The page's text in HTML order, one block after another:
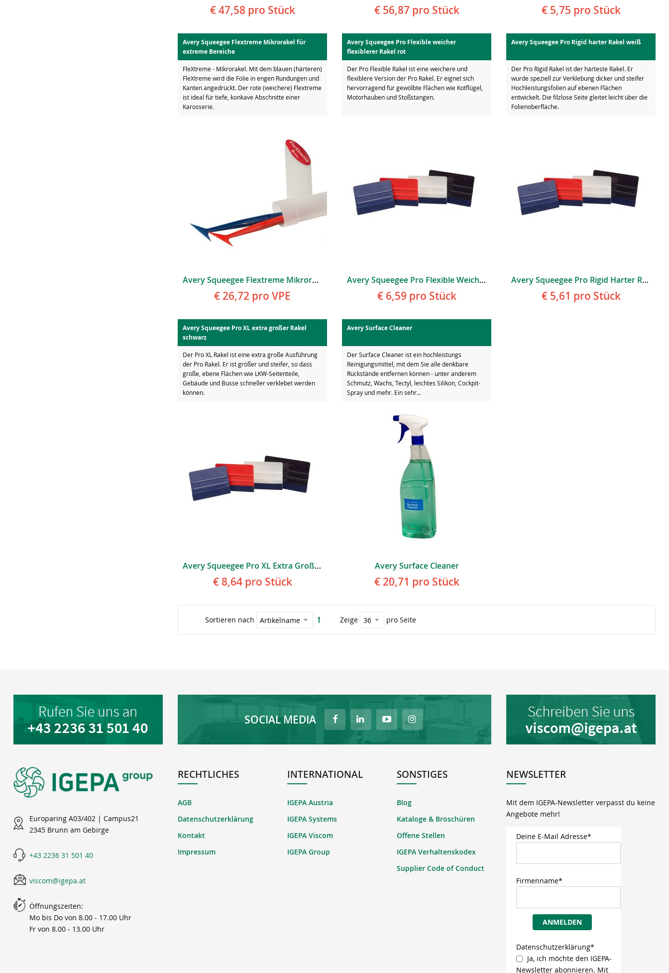
€ 47,58 pro Stück € 56,87pro Stück € 5,75 pro Stück
Avery Squeegee Flextreme Mikrorakel für
extreme Bereiche
FleXtreme - Mikrorakel. Mit dem blauen (härteren)
FleXtreme wird die Folie in engen Rundungen und
Kanten angedrückt. Der rote (weichere) Flextreme
ist ideal für tiefe, konkave Abschnitte einer
Karosserie.
Avery Squeegee Flextreme Mikrorakel Für Extreme Bereiche
€ 26,72 pro VPE
Avery Squeegee Pro Flexible weicher
flexiblerer Rakel rot
Der Pro Flexible Rakel ist eine weichere und
flexiblere Version der Pro Rakel. Er eignet sich
hervorragend für gewölbte Flächen wie Kotflügel,
Motorhauben und Stoßstangen.
Avery Squeegee Pro Flexible Weicher Flexiblerer Rakel Rot
€ 6,59 pro Stück
Avery Squeegee Pro Rigid harter Rakel weiß
Der Pro Rigid Rakel ist der härteste Rakel. Er
wurde speziell zur Verklebung dicker und steifer
Hochleistungsfolien auf ebenen Flächen
entwickelt. Die filzlose Seite gleitet leicht über die
Folienoberfläche.
Avery Squeegee Pro Rigid Harter Rakel Weiß
€ 5,61 pro Stück
Avery Squeegee Pro XL extra großer Rakel
schwarz
Der Pro XL Rakel ist eine extra große Ausführung
der Pro Rakel. Er ist größer und steifer, so dass
große, ebene Flächen wie LKW-Seitenteile,
Gebäude und Busse schneller verklebet werden
können.
Avery Squeegee Pro XL Extra Großer Rakel Schwarz
€ 8,64pro Stück
Avery Surface Cleaner
Der Surface Cleaner ist ein hochleistungs
Reinigungsmittel, mit dem Sie alle denkbare
Rückstände entfernen können - unter anderem
Schmutz, Wachs, Tectyl, leichtes Silikon, Cockpit-
Spray und mehr. Ein sehr...
Avery Surface Cleaner
€ 20,71 pro Stück
Sortieren nach Zeige pro Seite
SOCIAL MEDIA
Europaring A03/402 | Campus21
2345 Brunn am Gebirge
+43 2236 31 501 40
viscom@igepa.at
Öffnungszeiten:
Mo bis Do von 8.00 - 17.00 Uhr
Fr von 8.00 - 13.00 Uhr
RECHTLICHES
AGB
Datenschutzerklärung
Kontakt
Impressum
INTERNATIONAL
IGEPA Austria
IGEPA Systems
IGEPA Viscom
IGEPA Group
SONSTIGES
Blog
Kataloge & Broschüren
Offene Stellen
IGEPA Verhaltenskodex
Supplier Code of Conduct
NEWSLETTER
Mit dem IGEPA-Newsletter verpasst du keine
Angebote mehr!
Deine E-Mail Adresse*
Firmenname*
ANMELDEN
Datenschutzerklärung*
Ja, ich möchte den IGEPA-
Newsletter abonnieren. Mit